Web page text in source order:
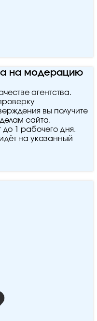
на модерацию
агентства.
вы получите
сайта.
1 рабочего дня.
на указанный